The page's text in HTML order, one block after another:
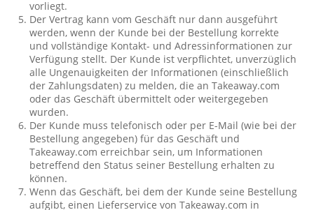
vorliegt.
Der Vertrag kann vom Geschäft nur dann ausgeführt
werden, wenn der Kunde bei der Bestellung korrekte
und vollständige Kontakt- und Adressinformationen zur
Verfügung stellt. Der Kunde ist verpflichtet, unverzüglich
alle Ungenauigkeiten der Informationen (einschließlich
der Zahlungsdaten) zu melden, die an Takeaway.com
oder das Geschäft übermittelt oder weitergegeben
wurden.
Der Kunde muss telefonisch oder per E-Mail (wie bei der
Bestellung angegeben) für das Geschäft und
Takeaway.com erreichbar sein, um Informationen
betreffend den Status seiner Bestellung erhalten zu
können.
Wenn das Geschäft, bei dem der Kunde seine Bestellung
aufgibt, einen Lieferservice von Takeaway.com in